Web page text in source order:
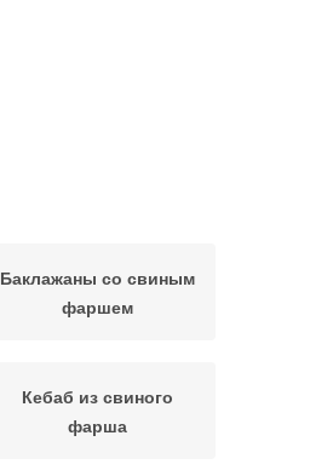
Баклажаны со свиным
фаршем
Кебаб из свиного
фарша